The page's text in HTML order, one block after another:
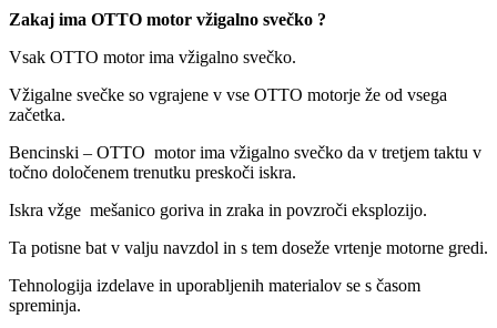
Zakaj ima OTTO motor vžigalno svečko ?
Vsak OTTO motor ima vžigalno svečko.
Vžigalne svečke so vgrajene v vse OTTO motorje že od vsega
začetka.
Bencinski – OTTO motor ima vžigalno svečko da v tretjem taktu v
točno določenem trenutku preskoči iskra.
Iskra vžge mešanico goriva in zraka in povzroči eksplozijo.
Ta potisne bat v valju navzdol in s tem doseže vrtenje motorne gredi.
Tehnologija izdelave in uporabljenih materialov se s časom
spreminja.